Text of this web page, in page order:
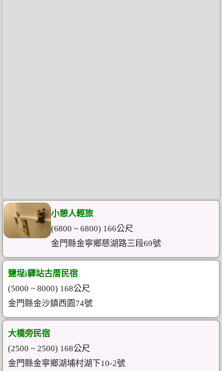
小憩人輕旅
(6800 ~ 6800) 166公尺
金門縣金寧鄉慈湖路三段69號
鹽埕i驛站古厝民宿
(5000 ~ 8000) 168公尺
金門縣金沙鎮西園74號
大橋旁民宿
(2500 ~ 2500) 168公尺
金門縣金寧鄉湖埔村湖下10-2號